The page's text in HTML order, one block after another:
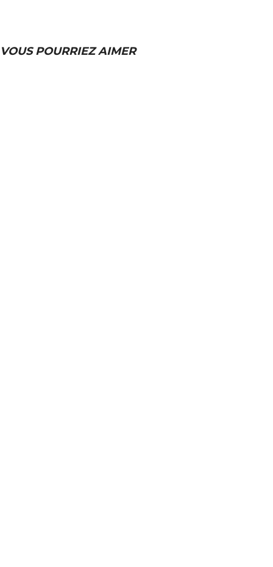
VOUS POURRIEZ AIMER